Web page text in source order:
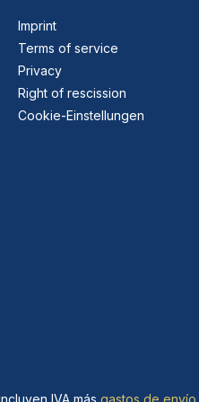
Imprint
Terms of service
Privacy
Right of rescission
Cookie-Einstellungen